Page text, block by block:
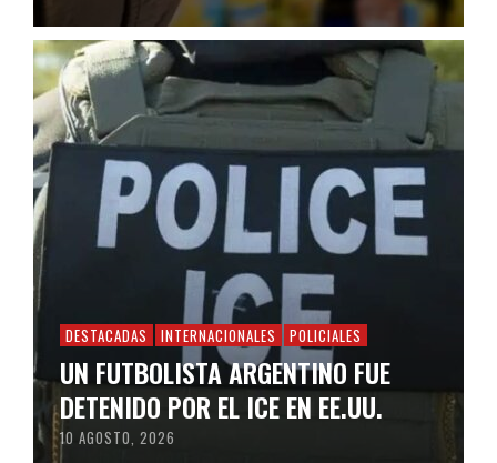
DESTACADAS INTERNACIONALES POLICIALES
UN FUTBOLISTA ARGENTINO FUE
DETENIDO POR EL ICE EN EE.UU.
10 AGOSTO, 2026